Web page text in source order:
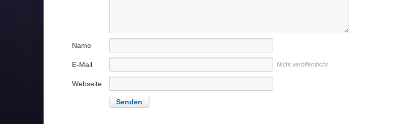
Name
E-Mail Nicht veröffentlicht
Webseite